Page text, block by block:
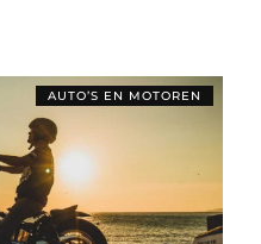
AUTO’S EN MOTOREN